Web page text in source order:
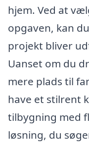
hjem. Ved at
opgaven, kan
projekt bliver
Uanset om du
mere plads til
have et stilrent
tilbygning med
løsning, du